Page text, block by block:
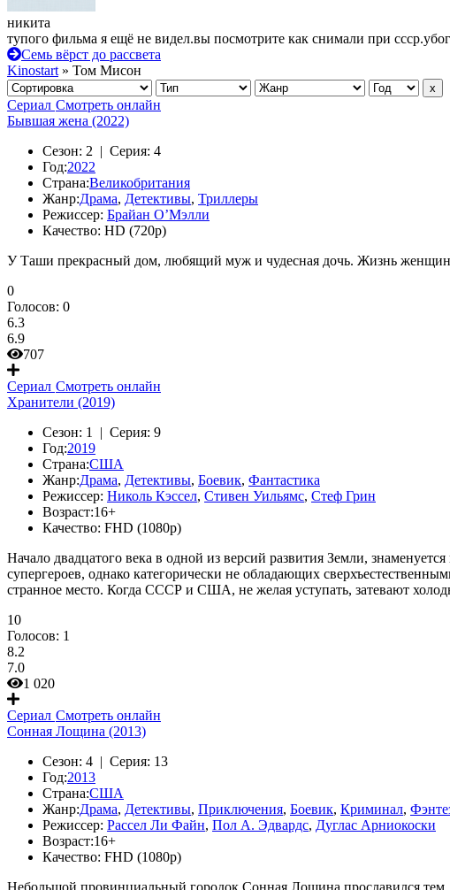
никита
тупого фильма я ещё не видел.вы посмотрите как снимали при
Семь вёрст до рассвета
Kinostart » Том Мисон
Сериал Смотреть онлайн
Бывшая жена (2022)
Сезон: 2 | Серия: 4
Год:2022
Страна:Великобритания
Жанр:Драма, Детективы, Триллеры
Режиссер: Брайан О’Мэлли
Качество: HD (720p)
У Таши прекрасный дом, любящий муж и чудесная дочь. Жизнь
0
Голосов: 0
6.3
6.9
707
Сериал Смотреть онлайн
Хранители (2019)
Сезон: 1 | Серия: 9
Год:2019
Страна:США
Жанр:Драма, Детективы, Боевик, Фантастика
Режиссер: Николь Кэссел, Стивен Уильямс, Стеф Грин
Возраст:16+
Качество: FHD (1080p)
Начало двадцатого века в одной из версий развития Земли,
супергероев, однако категорически не обладающих
странное место. Когда СССР и США, не желая уступать, затевают
10
Голосов: 1
8.2
7.0
1 020
Сериал Смотреть онлайн
Сонная Лощина (2013)
Сезон: 4 | Серия: 13
Год:2013
Страна:США
Жанр:Драма, Детективы, Приключения, Боевик, Криминал,
Режиссер: Рассел Ли Файн, Пол А. Эдвардс, Дуглас Арниокоски
Возраст:16+
Качество: FHD (1080p)
Небольшой провинциальный городок Сонная Лощина прославился